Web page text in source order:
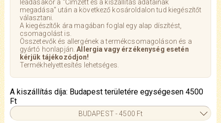
leadásakor a "Címzett és a kiszállítás adatainak
megadása" után a következő kosároldalon tud kiegészítőt
választani.
A kiegészítők ára magában foglal egy alap díszítést,
csomagolást is.
Összetevők és allergének a termékcsomagoláson és a
gyártó honlapján.Allergia vagy érzékenység esetén
kérjük tájékozódjon!
Termékhelyettesítés lehetséges.
A kiszállítás díja: Budapest területére egységesen 4500
Ft
BUDAPEST - 4500 Ft